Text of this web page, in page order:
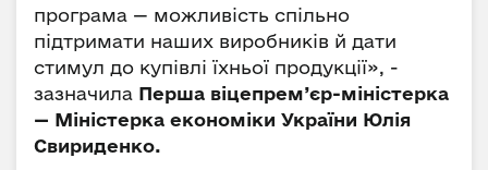
програма — можливість спільно
підтримати наших виробників й дати
стимул до купівлі їхньої продукції», -
зазначила Перша віцепрем’єр-міністерка
— Міністерка економіки України Юлія
Свириденко.